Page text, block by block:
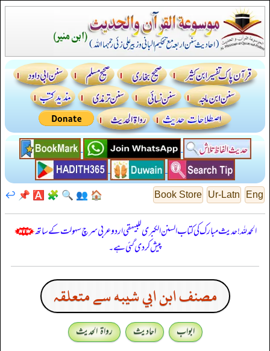
Eng
Ur-Latn
Book Store
🏠
👥
🔍
🧩
🅰️
📌
↩️
الحمدللہ! حدیث مبارک کی کتاب السنن الكبرى للبيهقي اردو عربی سرچ سہولت کے ساتھ
پیش کر دی گئی ہے۔
مصنف ابن ابي شيبه سے متعلقہ
ابواب احادیث
رواۃ الحدیث